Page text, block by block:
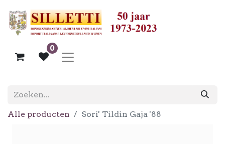
0
Alle producten Sori' Tildin Gaja '88